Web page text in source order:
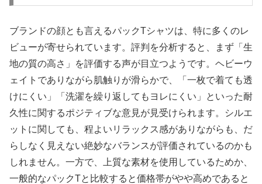
ブランドの顔とも言えるパックTシャツは、特に多くのレ
ビューが寄せられています。評判を分析すると、まず「生
地の質の高さ」を評価する声が目立つようです。ヘビーウ
ェイトでありながら肌触りが滑らかで、「一枚で着ても透
けにくい」「洗濯を繰り返してもヨレにくい」といった耐
久性に関するポジティブな意見が見受けられます。シルエ
ットに関しても、程よいリラックス感がありながらも、だ
らしなく見えない絶妙なバランスが評価されているのかも
しれません。一方で、上質な素材を使用しているためか、
一般的なパックTと比較すると価格帯がやや高めであると